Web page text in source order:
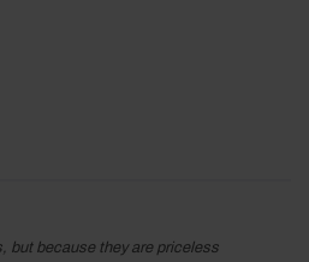
but because they are priceless